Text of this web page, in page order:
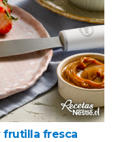
frutilla fresca